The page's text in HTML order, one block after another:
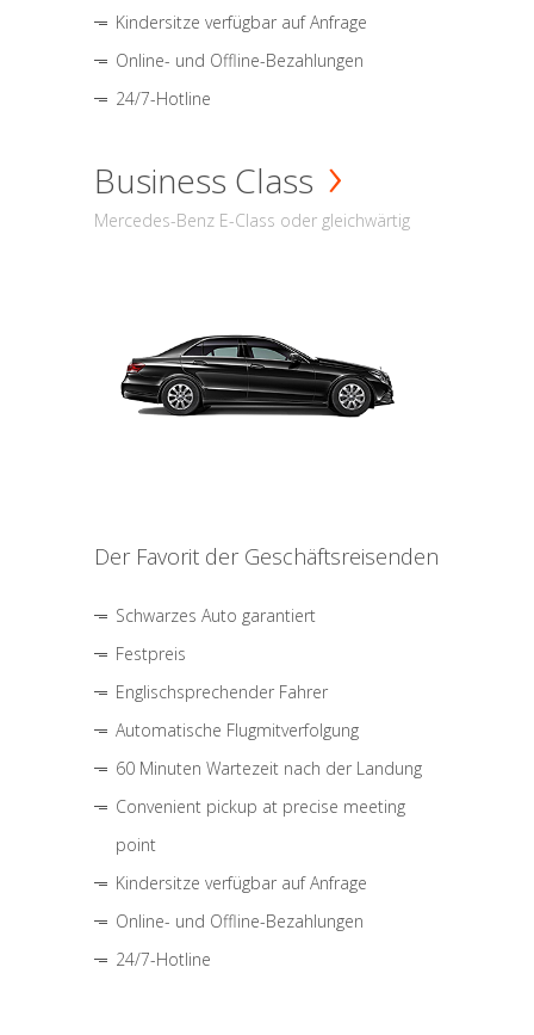
Kindersitze verfügbar auf Anfrage
Online- und Offline-Bezahlungen
24/7-Hotline
Business Class
Mercedes-Benz E-Class oder gleichwärtig
Der Favorit der Geschäftsreisenden
Schwarzes Auto garantiert
Festpreis
Englischsprechender Fahrer
Automatische Flugmitverfolgung
60 Minuten Wartezeit nach der Landung
Convenient pickup at precise meeting
point
Kindersitze verfügbar auf Anfrage
Online- und Offline-Bezahlungen
24/7-Hotline